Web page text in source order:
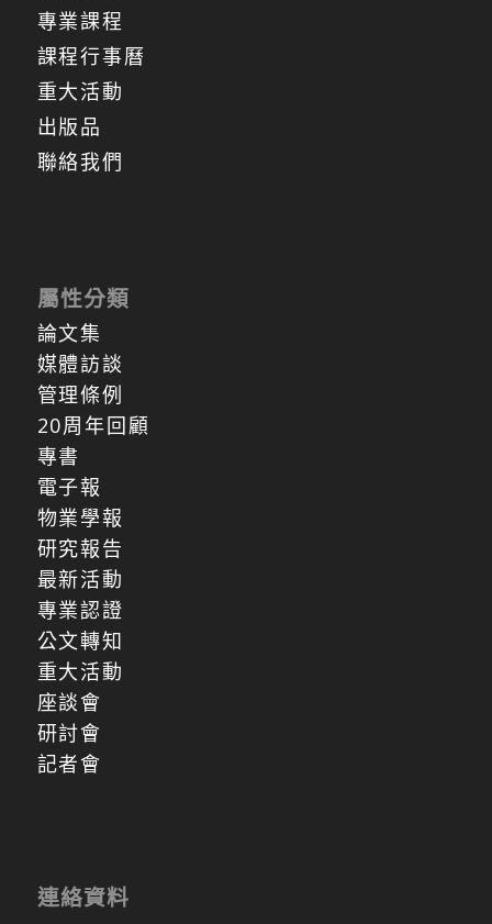
專業課程
課程行事曆
重大活動
出版品
聯絡我們
屬性分類
論文集
媒體訪談
管理條例
20周年回顧
專書
電子報
物業學報
研究報告
最新活動
專業認證
公文轉知
重大活動
座談會
研討會
記者會
連絡資料